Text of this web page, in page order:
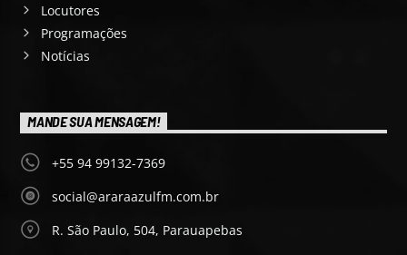
Locutores
Programações
Notícias
MANDE SUA MENSAGEM!
+55 94 99132-7369
social@araraazulfm.com.br
R. São Paulo, 504, Parauapebas